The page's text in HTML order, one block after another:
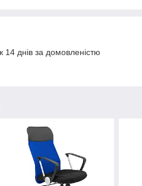
днів за домовленістю